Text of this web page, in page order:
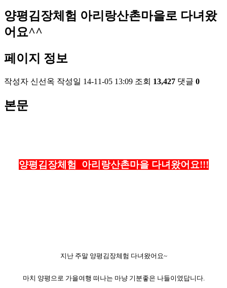
양평김장체험 아리랑산촌마을로 다녀왔
어요^^
페이지 정보
작성자 신선옥 작성일 14-11-05 13:09 조회 13,427 댓글 0
본문
양평김장체험 아리랑산촌마을 다녀왔어요!!!
지난 주말 양평김장체험 다녀왔어요~
마치 양평으로 가을여행 떠나는 마냥 기분좋은 나들이였답니다.